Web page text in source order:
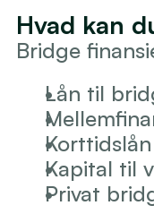
Hvad kan
Bridge
Lån til
Kapital til
Privat